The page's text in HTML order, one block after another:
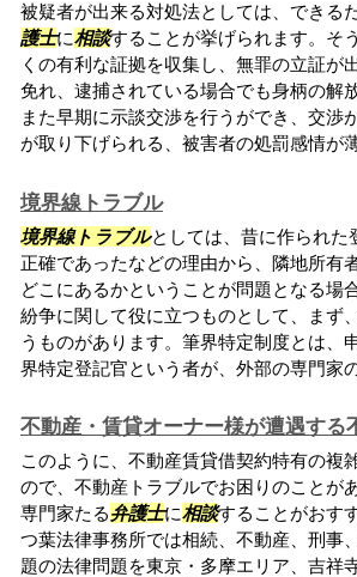
被疑者が出来る対処法としては、できる
護士に相談することが挙げられます。そ
くの有利な証拠を収集し、無罪の立証が
免れ、逮捕されている場合でも身柄の解
また早期に示談交渉を行うができ、交渉
が取り下げられる、被害者の処罰感情が
境界線トラブル
境界線トラブルとしては、昔に作られた
正確であったなどの理由から、隣地所有
どこにあるかということが問題となる場
紛争に関して役に立つものとして、まず
うものがあります。筆界特定制度とは、
界特定登記官という者が、外部の専門家
不動産・賃貸オーナー様が遭遇する
このように、不動産賃貸借契約特有の複
ので、不動産トラブルでお困りのことが
専門家たる弁護士に相談することがおす
つ葉法律事務所では相続、不動産、刑事
題の法律問題を東京・多摩エリア、吉祥